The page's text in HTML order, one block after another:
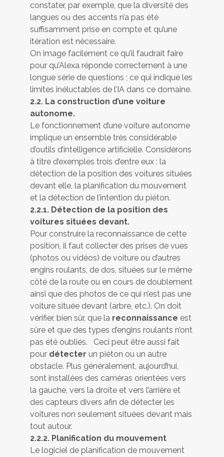
constater, par exemple, que la diversité des
langues ou des accents n’a pas été
suffisamment prise en compte et qu’une
itération est nécessaire.
On image facilement ce qu’il faudrait faire
pour qu’Alexa réponde correctement à une
longue série de questions ; ce qui indique les
limites inéluctables de l’IA dans ce domaine.
2.2. La construction d’une voiture
autonome.
Le fonctionnement d’une voiture autonome
implique un ensemble très considérable
d’outils d’intelligence artificielle. Considérons
à titre d’exemples trois d’entre eux : la
détection de la position des voitures situées
devant elle, la planification du mouvement
et la détection de l’intention du piéton.
2.2.1. Détection de la position des
voitures situées devant.
Pour construire la reconnaissance de cette
position, il faut collecter des prises de vues
(photos ou vidéos) de voiture ou d’autres
engins roulants, de dos, situées sur le même
côté de la route ou en cours de doublement
ainsi que des photos de ce qui n’est pas une
voiture située devant (arbre, etc.). On doit
vérifier, bien sûr, que la reconnaissance est
sûre et que des types d’engins roulants n’ont
pas été oubliés. Ceci peut être aussi fait
pour détecter un piéton ou un autre
obstacle. Plus généralement, aujourd’hui,
sont installées des caméras orientées vers
la gauche, vers la droite et vers l’arrière et
des capteurs divers afin de détecter les
voitures non seulement situées devant mais
tout autour.
2.2.2. Planification du mouvement
Le logiciel de planification de mouvement